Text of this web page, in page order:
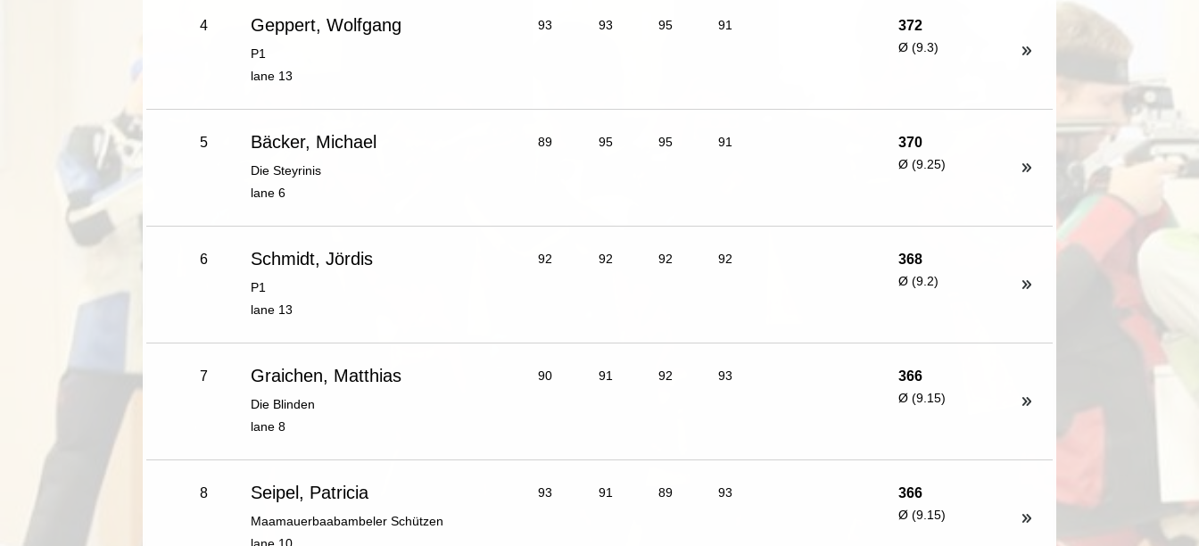
4 Geppert, Wolfgang
P1
lane 13
93 93 95 91 372
Ø (9.3)
5 Bäcker, Michael
Die Steyrinis
lane 6
89 95 95 91 370
Ø (9.25)
6 Schmidt, Jördis
P1
lane 13
92 92 92 92 368
Ø (9.2)
7 Graichen, Matthias
Die Blinden
lane 8
90 91 92 93 366
Ø (9.15)
8 Seipel, Patricia
Maamauerbaabambeler Schützen
93 91 89 93 366
Ø (9.15)